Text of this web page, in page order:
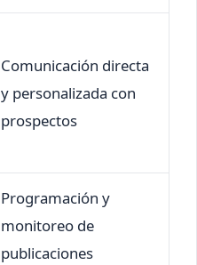
Comunicación directa
y personalizada con
prospectos
Programación y
monitoreo de
publicaciones